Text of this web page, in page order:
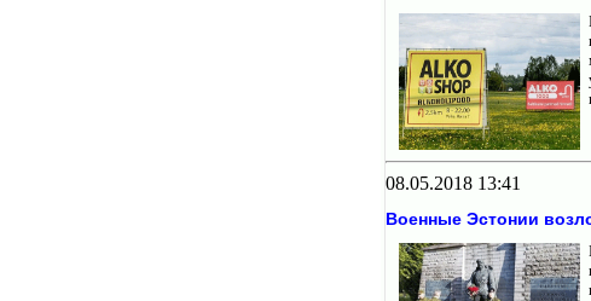
08.05.2018 13:41
Военные Эстонии